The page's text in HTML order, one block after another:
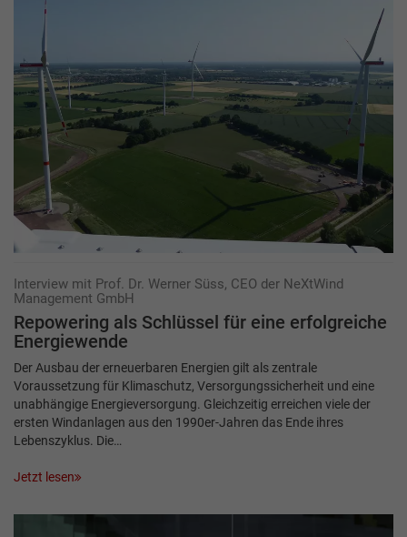
Interview mit Prof. Dr. Werner Süss, CEO der NeXtWind
Management GmbH
Repowering als Schlüssel für eine erfolgreiche
Energiewende
Der Ausbau der erneuerbaren Energien gilt als zentrale
Voraussetzung für Klimaschutz, Versorgungssicherheit und eine
unabhängige Energieversorgung. Gleichzeitig erreichen viele der
ersten Windanlagen aus den 1990er-Jahren das Ende ihres
Lebenszyklus. Die…
Jetzt lesen